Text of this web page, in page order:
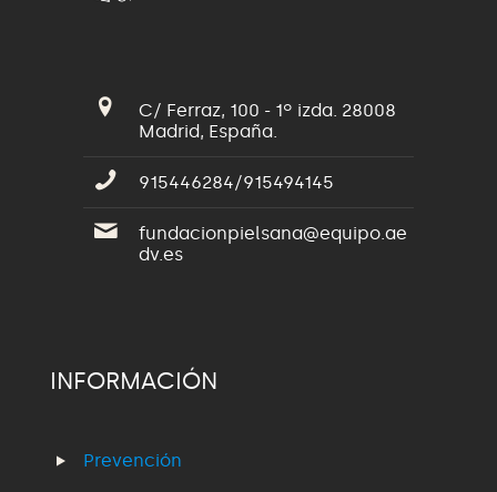
C/ Ferraz, 100 - 1º izda. 28008
Madrid, España.
915446284/915494145
fundacionpielsana@equipo.ae
dv.es
INFORMACIÓN
Prevención